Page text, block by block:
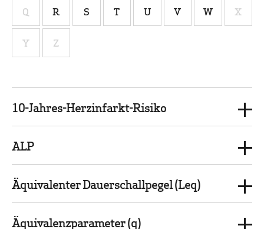
Q R S T U V W X
Y Z
10-Jahres-Herzinfarkt-Risiko
ALP
Äquivalenter Dauerschallpegel (Leq)
Äquivalenzparameter (q)